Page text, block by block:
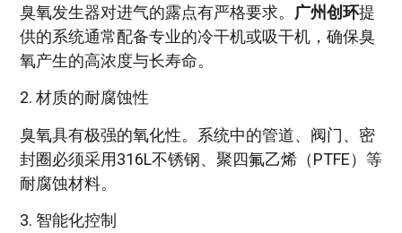
臭氧发生器对进气的露点有严格要求。 广州创环提
供的系统通常配备专业的冷干机或吸干机，确保臭
氧产生的高浓度与长寿命。
2. 材质的耐腐蚀性
臭氧具有极强的氧化性。系统中的管道、阀门、密
封圈必须采用316L不锈钢、聚四氟乙烯（PTFE）等
耐腐蚀材料。
3. 智能化控制